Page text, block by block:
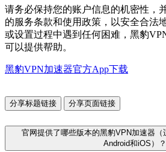
请务必保持您的账户信息的机密性，
的服务条款和使用政策，以安全合法
或设置过程中遇到任何困难，黑豹
可以提供帮助。
黑豹VPN加速器官方App下载
分享标题链接 分享页面链接
官网提供了哪些版本的黑豹VPN加速器（
Android和iOS）？